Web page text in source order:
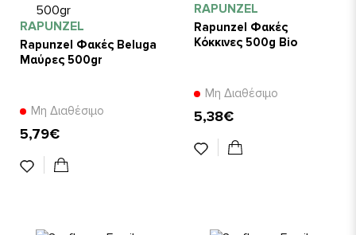
RAPUNZEL
Rapunzel Φακές Beluga
Μαύρες 500gr
Μη Διαθέσιμο
5,79€
RAPUNZEL
Rapunzel Φακές
Κόκκινες 500g Bio
Μη Διαθέσιμο
5,38€